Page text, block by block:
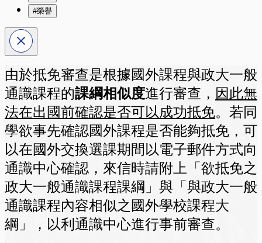
#榮譽
由於抵免審查是根據國外課程與政大一般
通識課程的課綱相似度進行審查， 因此無
法在出國前確認是否可以成功抵免。若同
學欲事先確認國外課程是否能夠抵免，可
以在國外交換選課期間以電子郵件方式向
通識中心確認，來信時請附上「欲抵免之
政大一般通識課程課綱」與「與政大一般
通識課程內容相似之國外學校課程大
綱」，以利通識中心進行事前審查。